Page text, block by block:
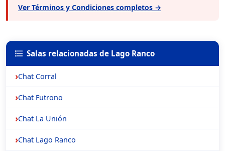
Ver Términos y Condiciones completos →
Salas relacionadas de Lago Ranco
Chat Corral
Chat Futrono
Chat La Unión
Chat Lago Ranco